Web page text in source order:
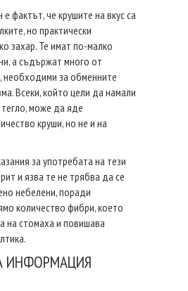
фактът, че крушите на вкус са
но практически
захар. Те имат по-малко
а съдържат много от
необходими за обменните
Всеки, който цели да намали
може да яде
круши, но не и на
за употребата на тези
и язва те не трябва да се
небелени, поради
количество фибри, което
на стомаха и повишава
ИНФОРМАЦИЯ